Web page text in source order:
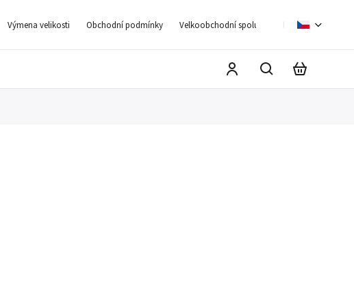
Výmena velikosti Obchodní podmínky Velkoobchodní spolupráce Moje